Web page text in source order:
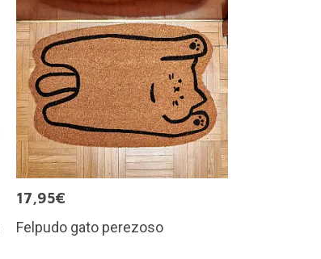
17,95€
Felpudo gato perezoso